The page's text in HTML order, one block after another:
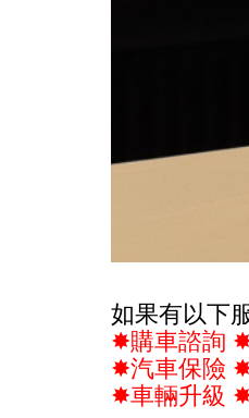
如果有以下
✸購車諮詢
✸汽車保險
✸車輛升級